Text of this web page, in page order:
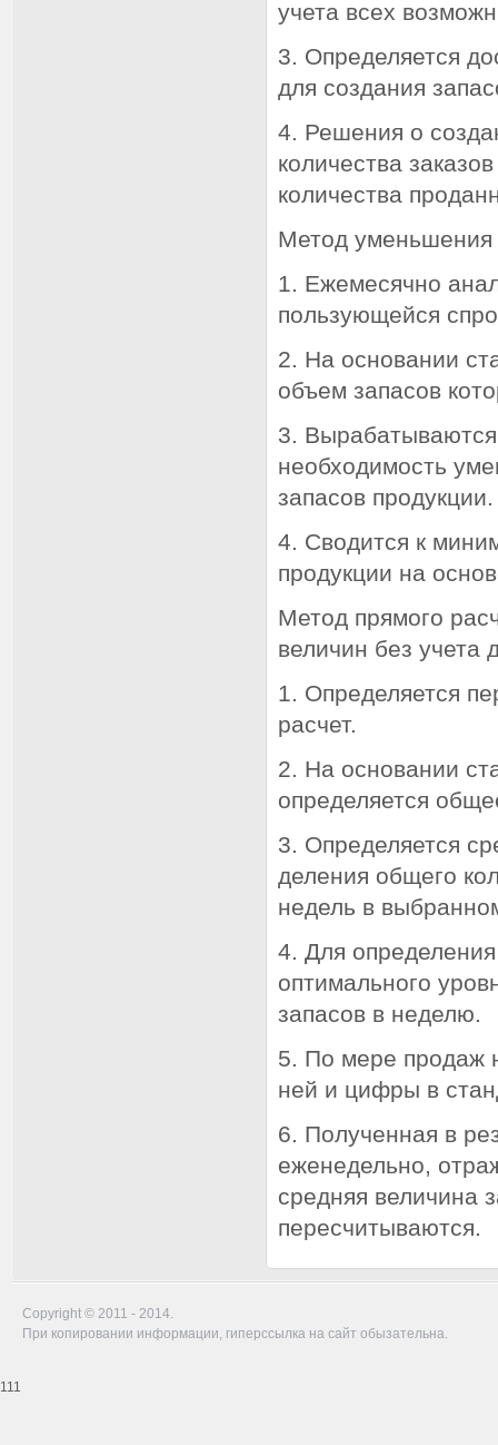
учета всех
3. Определяется
для создания
4. Решения о
количества
количества
Метод уменьшения
1. Ежемесячно
пользующейся
2. На основании
объем запасов
3. Вырабатываются
необходимость
запасов продукции.
4. Сводится к
продукции на
Метод прямого
величин без учета
1. Определяется
расчет.
2. На основании
определяется
3. Определяется
деления общего
недель в
4. Для
оптимального
запасов в неделю.
5. По мере продаж
ней и цифры в
6. Полученная в
еженедельно,
средняя величина
пересчитываются.
Copyright © 2011 - 2014.
При копировании информации, гиперссылка на сайт обызательна.
111